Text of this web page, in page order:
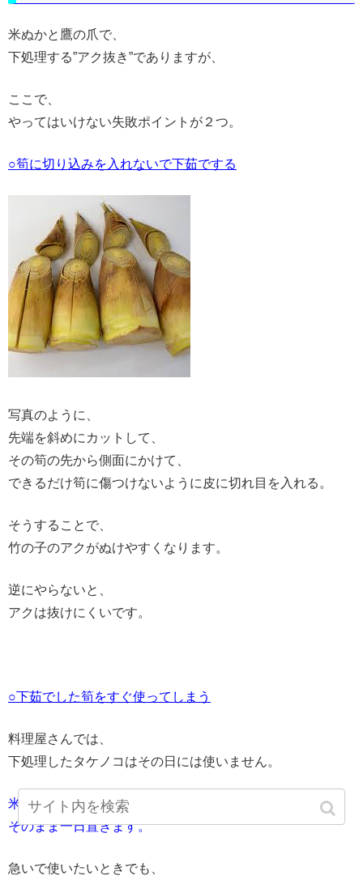
米ぬかと鷹の爪で、
下処理する”アク抜き”でありますが、
ここで、
やってはいけない失敗ポイントが２つ。
○筍に切り込みを入れないで下茹でする
写真のように、
先端を斜めにカットして、
その筍の先から側面にかけて、
できるだけ筍に傷つけないように皮に切れ目を入れる。
そうすることで、
竹の子のアクがぬけやすくなります。
逆にやらないと、
アクは抜けにくいです。
○下茹でした筍をすぐ使ってしまう
料理屋さんでは、
下処理したタケノコはその日には使いません。
米ぬかで茹でた茹で汁ごと
そのまま一日置きます。
急いで使いたいときでも、